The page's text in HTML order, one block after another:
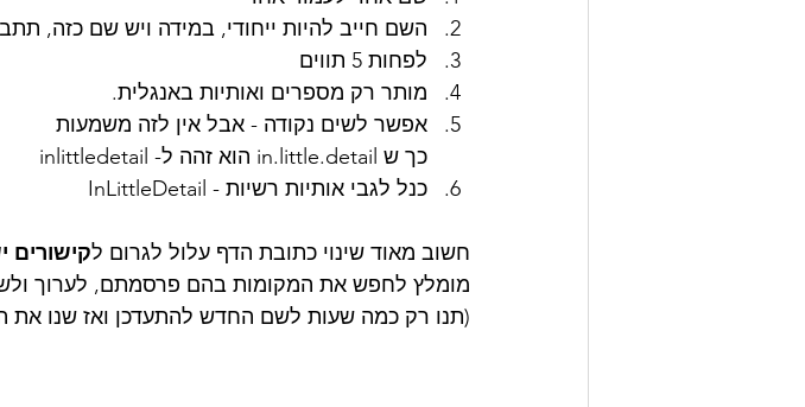
השם חייב להיות ייחודי, במידה ויש שם כזה,
לפחות 5 תווים
מותר רק מספרים ואותיות באנגלית.
אפשר לשים נקודה - אבל אין לזה משמעות
כך ש in.little.detail הוא זהה ל- inlittledetail
כנל לגבי אותיות רשיות - InLittleDetail
חשוב מאוד שינוי כתובת הדף עלול לגרום לקישורים
מומלץ לחפש את המקומות בהם פרסמתם, לערוך
(תנו רק כמה שעות לשם החדש להתעדכן ואז שנו את